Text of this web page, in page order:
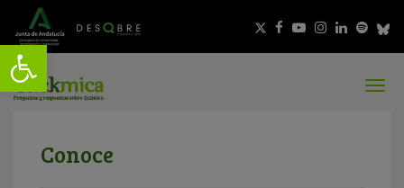
Conoce